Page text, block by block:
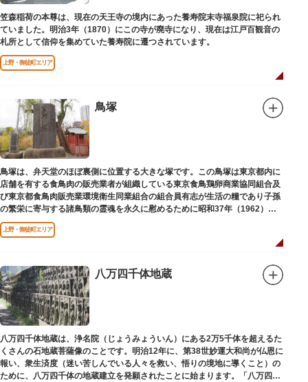
笠森稲荷の本尊は、現在の天王寺の境内にあった養寿院末寺福泉院に祀られ
ていました。明治3年（1870）にこの寺が廃寺になり、現在は江戸百観音の
札所として信仰を集めていた養寿院に遷つされています。
上野・御徒町エリア
鳥塚
鳥塚は、弁天堂のほぼ裏側に位置する大きな塚です。この鳥塚は東京都内に
店舗を有する食鳥肉の販売業者が組織している東京食鳥鶏卵商業協同組合及
び東京都食鳥肉販売業環境衛生同業組合の組合員有志が生活の糧であり子孫
の繁栄に寄与する諸鳥類の霊魂を永久に慰めるために昭和37年（1962）に
建立されました。
上野・御徒町エリア
八万四千体地蔵
八万四千体地蔵は、浄名院（じょうみょういん）にある2万5千体を超えるた
くさんの石地蔵菩薩像のことです。明治12年に、第38世妙運大和尚が仏恩に
報い、衆生済度（迷い苦しんでいる人々を救い、悟りの境地に導くこと）の
ために、八万四千体の地蔵建立を発願されたことに始まります。「八万四